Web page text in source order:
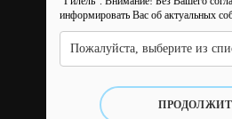
информировать Вас об актуальных
Пожалуйста, выберите из